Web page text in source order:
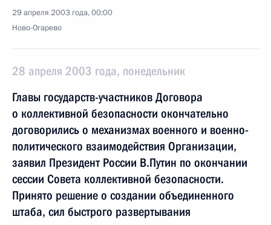
29 апреля 2003 года, 00:00
Ново-Огарево
28 апреля 2003 года, понедельник
Главы государств-участников Договора
о коллективной безопасности окончательно
договорились о механизмах военного и военно-
политического взаимодействия Организации,
заявил Президент России В.Путин по окончании
сессии Совета коллективной безопасности.
Принято решение о создании объединенного
штаба, сил быстрого развертывания